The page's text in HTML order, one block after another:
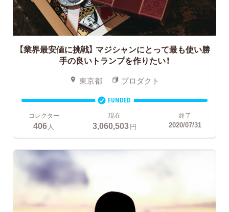
【業界最安値に挑戦】 マジシャンにとって最も使い勝
手の良いトランプを作りたい！
東京都 プロダクト
FUNDED
コレクター
406 人
現在
3,060,503円
終了
2020/07/31